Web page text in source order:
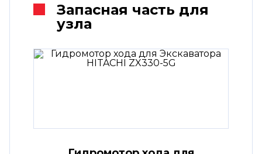
Запасная часть для
узла